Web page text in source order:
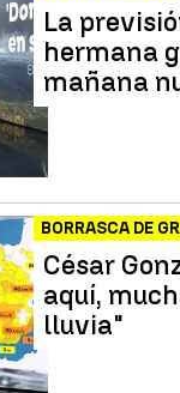
La
hermana
mañana
BORRASCA DE
César
aquí,
lluvia"